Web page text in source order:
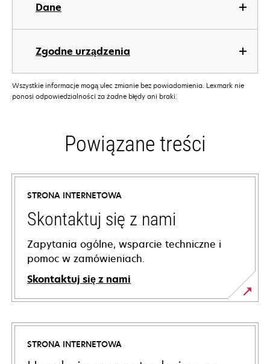
Dane
Zgodne urządzenia
Wszystkie informacje mogą ulec zmianie bez powiadomienia. Lexmark nie
ponosi odpowiedzialności za żadne błędy ani braki.
Powiązane treści
STRONA INTERNETOWA
Skontaktuj się z nami
Zapytania ogólne, wsparcie techniczne i
pomoc w zamówieniach.
Skontaktuj się z nami
STRONA INTERNETOWA